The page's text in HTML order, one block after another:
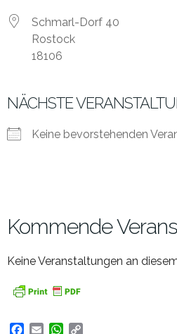
Schmarl-Dorf 40
Rostock
18106
NÄCHSTE
Keine bevorstehenden
Kommende
Keine Veranstaltungen an